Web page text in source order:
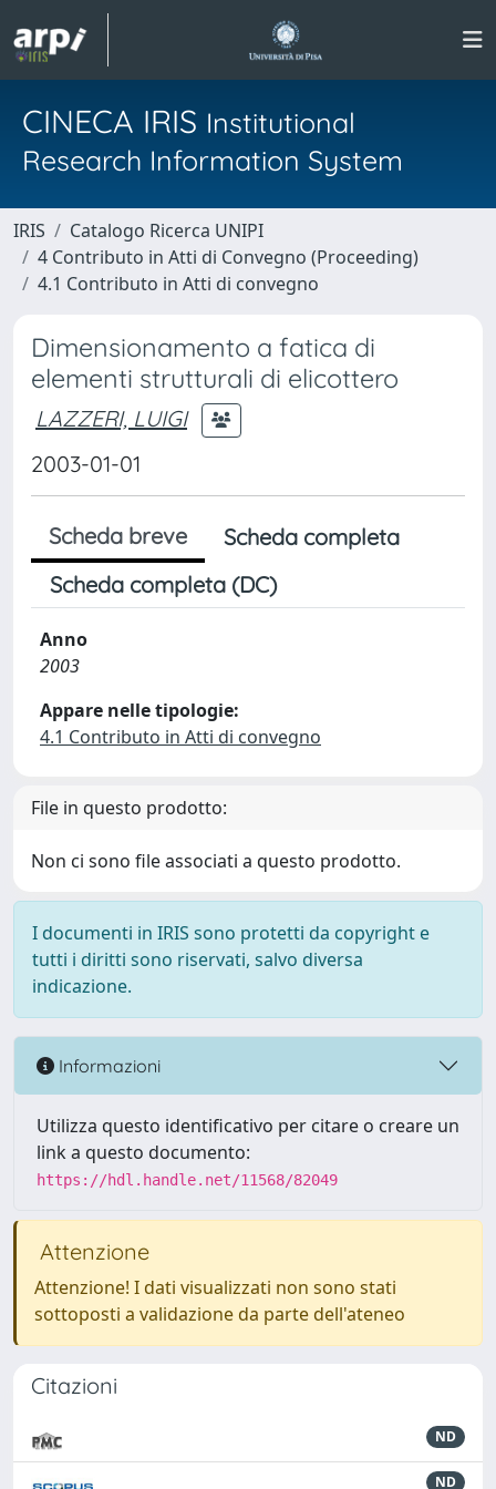
CINECA IRIS Institutional
Research Information System
IRIS
Catalogo Ricerca UNIPI
4 Contributo in Atti di Convegno (Proceeding)
4.1 Contributo in Atti di convegno
Dimensionamento a fatica di
elementi strutturali di elicottero
LAZZERI, LUIGI
2003-01-01
Scheda breve
Scheda completa
Scheda completa (DC)
Anno
2003
Appare nelle tipologie:
4.1 Contributo in Atti di convegno
File in questo prodotto:
Non ci sono file associati a questo prodotto.
I documenti in IRIS sono protetti da copyright e
tutti i diritti sono riservati, salvo diversa
indicazione.
Informazioni
Utilizza questo identificativo per citare o creare un
link a questo documento:
https://hdl.handle.net/11568/82049
Attenzione
Attenzione! I dati visualizzati non sono stati
sottoposti a validazione da parte dell'ateneo
Citazioni
ND
ND